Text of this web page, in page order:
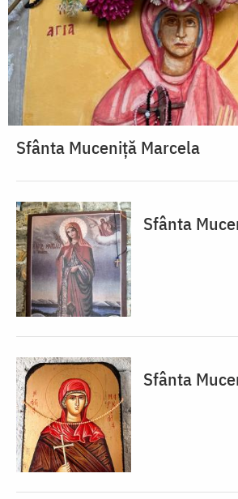
Sfânta Muceniță Marcela
Sfânta
Sfânta